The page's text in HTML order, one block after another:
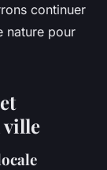
continuer
nature pour
ville